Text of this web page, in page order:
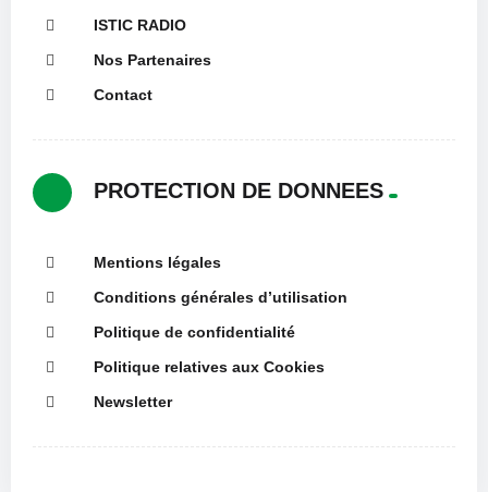
ISTIC RADIO
Nos Partenaires
Contact
PROTECTION DE DONNEES
Mentions légales
Conditions générales d’utilisation
Politique de confidentialité
Politique relatives aux Cookies
Newsletter